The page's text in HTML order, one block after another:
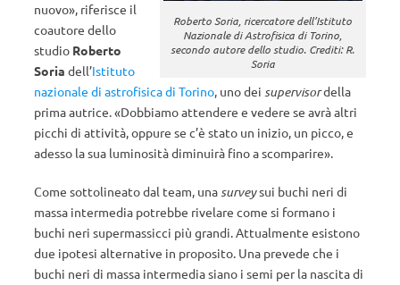
Roberto Soria, ricercatore dell’Istituto
Nazionale di Astrofisica di Torino,
secondo autore dello studio. Crediti: R.
Soria
nuovo», riferisce il
coautore dello
studio Roberto
Soria dell’Istituto
nazionale di astrofisica di Torino, uno dei supervisordella
prima autrice. «Dobbiamo attendere e vedere se avrà altri
picchi di attività, oppure se c’è stato un inizio, un picco, e
adesso la sua luminosità diminuirà fino a scomparire».
Come sottolineato dal team, unasurveysui buchi neri di
massa intermedia potrebbe rivelare come si formano i
buchi neri supermassicci più grandi. Attualmente esistono
due ipotesi alternative in proposito. Una prevede che i
buchi neri di massa intermedia siano i semi per la nascita di